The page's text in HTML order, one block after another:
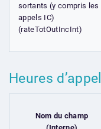
sortants (y compris les
appels IC)
(rateTotOutIncInt)
Heures d’appel
Nom du champ